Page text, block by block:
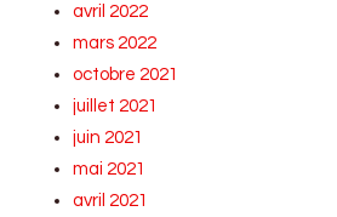
avril 2022
mars 2022
octobre 2021
juillet 2021
juin 2021
mai 2021
avril 2021